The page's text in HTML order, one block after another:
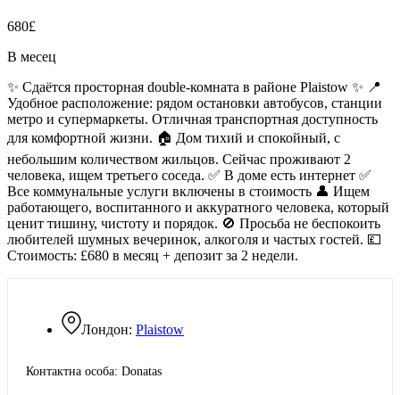
680£
В месец
Лондон: Plaistow
Контактна особа: Donatas
✨ Сдаётся просторная double-комната в районе Plaistow ✨ 📍
Удобное расположение: рядом остановки автобусов, станции
метро и супермаркеты. Отличная транспортная доступность
для комфортной жизни. 🏠 Дом тихий и спокойный, с
небольшим количеством жильцов. Сейчас проживают 2
человека, ищем третьего соседа. ✅ В доме есть интернет ✅
Все коммунальные услуги включены в стоимость 👤 Ищем
работающего, воспитанного и аккуратного человека, который
ценит тишину, чистоту и порядок. 🚫 Просьба не беспокоить
любителей шумных вечеринок, алкоголя и частых гостей. 💷
Стоимость: £680 в месяц + депозит за 2 недели.